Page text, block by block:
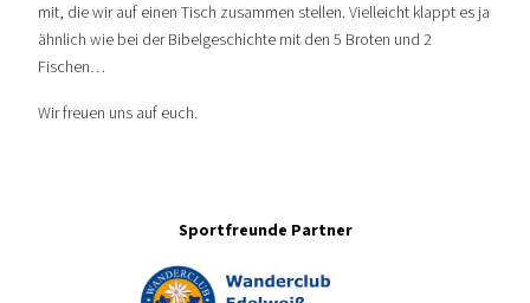
mit, die wir auf einen Tisch zusammen stellen. Vielleicht klappt es ja
ähnlich wie bei der Bibelgeschichte mit den 5 Broten und 2
Fischen…
Wir freuen uns auf euch.
Sportfreunde Partner